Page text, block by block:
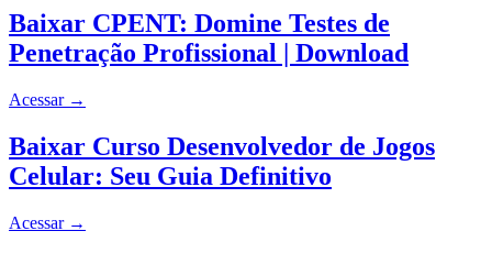
Baixar CPENT: Domine Testes de
Penetração Profissional | Download
Acessar →
Baixar Curso Desenvolvedor de Jogos
Celular: Seu Guia Definitivo
Acessar →